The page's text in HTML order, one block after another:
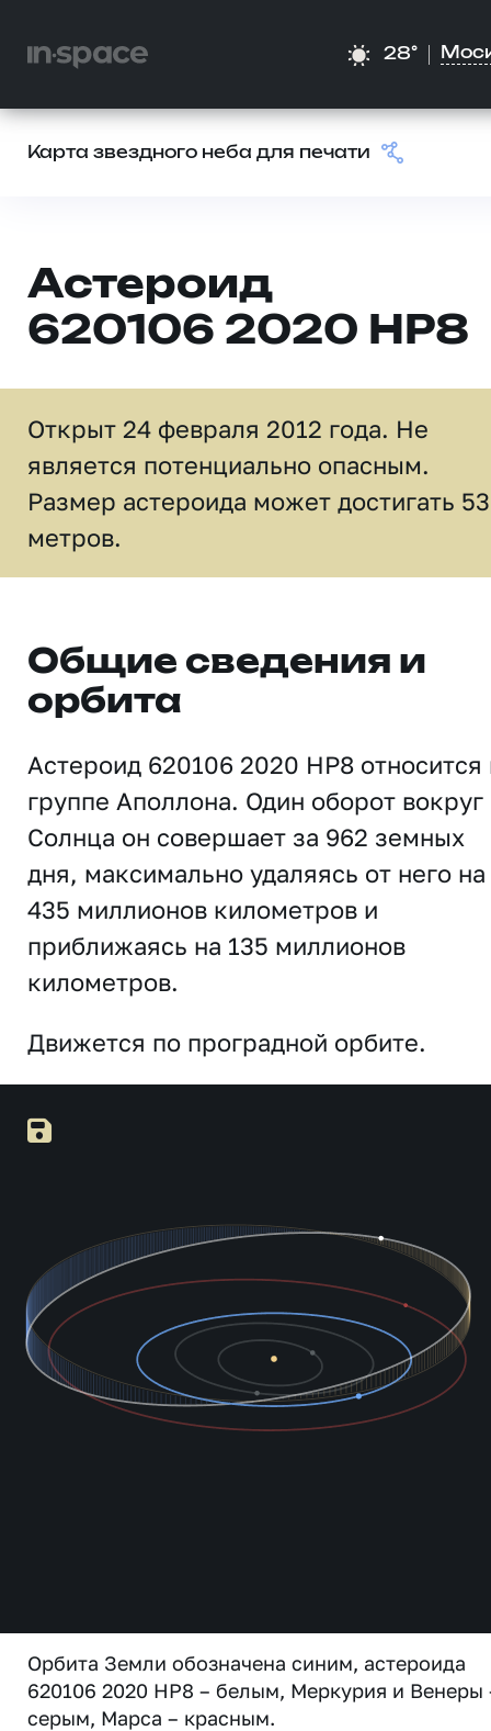
28°
Карта звездного неба для печати
Астероид
620106 2020 HP8
Открыт 24 февраля 2012 года. Не
является потенциально опасным.
Размер астероида может достигать
метров.
Общие сведения и
орбита
Астероид 620106 2020 HP8 относится
группе Аполлона. Один оборот вокруг
Солнца он совершает за 962 земных
дня, максимально удаляясь от него на
435 миллионов километров и
приближаясь на 135 миллионов
километров.
Движется по проградной орбите.
Орбита Земли обозначена синим, астероида
620106 2020 HP8 – белым, Меркурия и Венеры
серым, Марса – красным.